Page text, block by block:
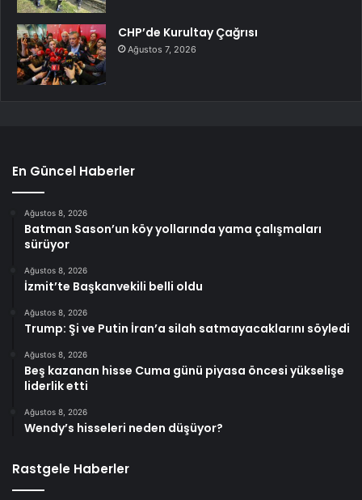
CHP’de Kurultay Çağrısı
Ağustos 7, 2026
En Güncel Haberler
Ağustos 8, 2026
Batman Sason’un köy yollarında yama çalışmaları
sürüyor
Ağustos 8, 2026
İzmit’te Başkanvekili belli oldu
Ağustos 8, 2026
Trump: Şi ve Putin İran’a silah satmayacaklarını söyledi
Ağustos 8, 2026
Beş kazanan hisse Cuma günü piyasa öncesi yükselişe
liderlik etti
Ağustos 8, 2026
Wendy’s hisseleri neden düşüyor?
Rastgele Haberler